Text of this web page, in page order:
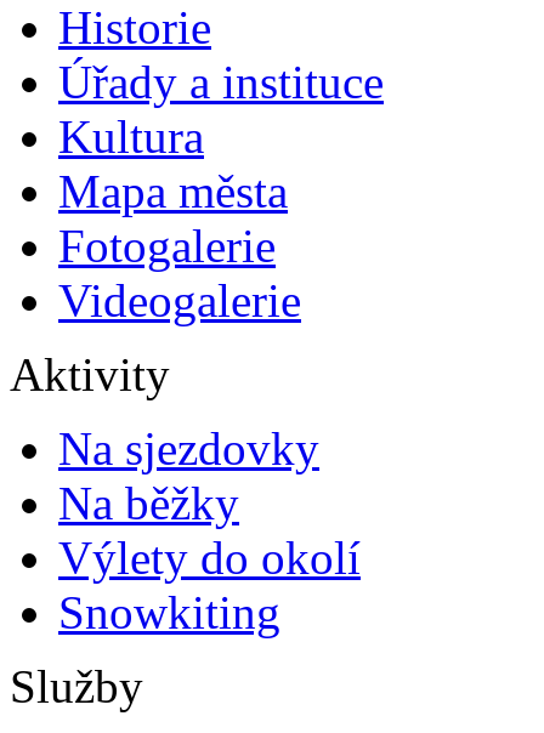
Historie
Úřady a instituce
Kultura
Mapa města
Fotogalerie
Videogalerie
Aktivity
Na sjezdovky
Na běžky
Výlety do okolí
Snowkiting
Služby